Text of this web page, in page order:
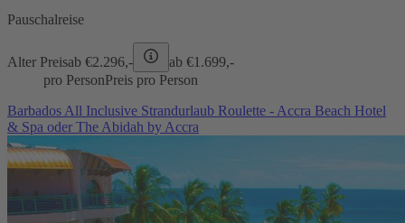
Pauschalreise
Alter Preisab €2.296,- ab €1.699,-
pro PersonPreis pro Person
Barbados All Inclusive Strandurlaub Roulette - Accra Beach Hotel
& Spa oder The Abidah by Accra